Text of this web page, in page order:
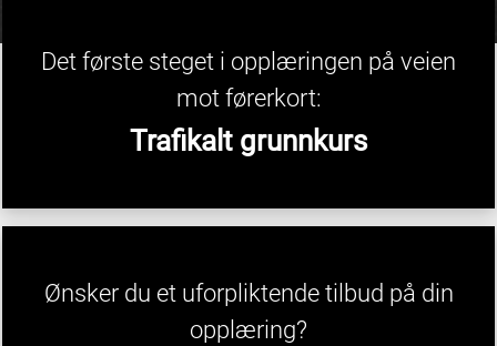
Det første steget i opplæringen på veien
mot førerkort:
Trafikalt grunnkurs
Ønsker du et uforpliktende tilbud på din
opplæring?